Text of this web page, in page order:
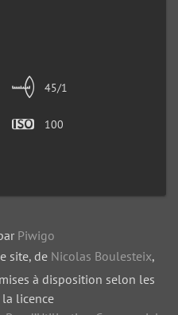
45/1
100
Piwigo
site, de Nicolas Boulesteix,
à disposition selon les
licence